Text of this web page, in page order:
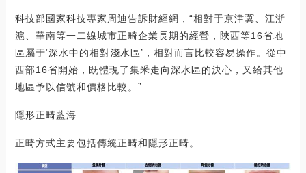
科技部國家科技專家周迪告訴財經網，“相對于京津冀、江浙
滬、華南等一二線城市正畸企業長期的經營，陜西等16省地
區屬于‘深水中的相對淺水區’，相對而言比較容易操作。從中
西部16省開始，既體現了集釆走向深水區的決心，又給其他
地區予以信號和價格比較。”
隱形正畸藍海
正畸方式主要包括傳統正畸和隱形正畸。